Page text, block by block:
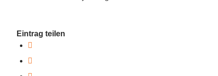
Eintrag teilen